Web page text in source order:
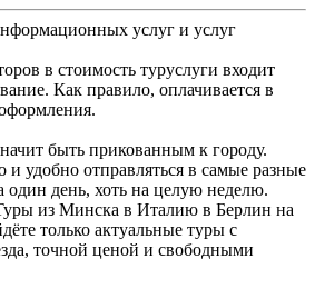
услуг и услуг
в стоимость туруслуги входит
Как правило, оплачивается в
быть прикованным к городу.
и удобно отправляться в самые разные
один день, хоть на целую неделю.
из Минска в Италию в Берлин на
только актуальные туры с
точной ценой и свободными